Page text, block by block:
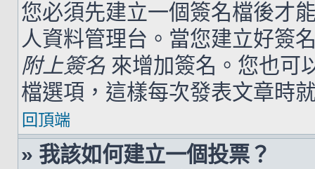
您必須先建立一個簽名檔後才
人資料管理台。當您建立好簽
附上簽名 來增加簽名。您也可
檔選項，這樣每次發表文章時
回頂端
» 我該如何建立一個投票？